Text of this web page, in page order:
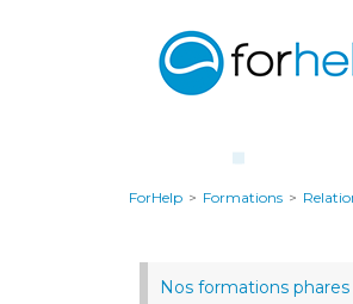
ForHelp > Formations >
Nos formations phares